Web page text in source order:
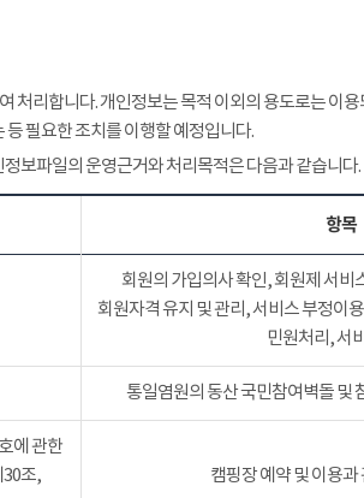
처리합니다. 개인정보는 목적 이외의 용도로는 이
필요한 조치를 이행할 예정입니다.
보파일의 운영근거와 처리목적은 다음과 같습니다.
항목
회원의 가입의사 확인, 회원제 서비
회원자격 유지 및 관리, 서비스 부정이
민원처리, 서
통일염원의 동산 국민참여벽돌 및
에 관한
30조,
캠핑장 예약 및 이용과